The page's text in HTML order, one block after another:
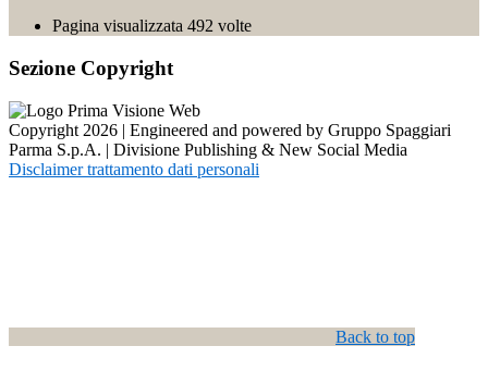
Pagina visualizzata 492 volte
Sezione Copyright
Copyright 2026 | Engineered and powered by Gruppo Spaggiari
Parma S.p.A. | Divisione Publishing & New Social Media
Disclaimer trattamento dati personali
Back to top